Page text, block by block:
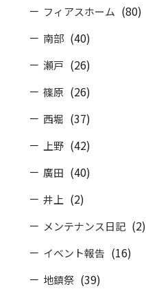
フィアスホーム (80)
南部 (40)
瀬戸 (26)
篠原 (26)
西堀 (37)
上野 (42)
廣田 (40)
井上 (2)
メンテナンス日記 (2)
イベント報告 (16)
地鎮祭 (39)